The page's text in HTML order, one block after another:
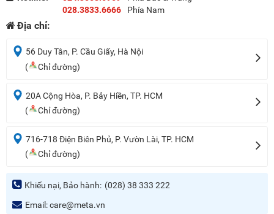
028.3833.6666
Phía Nam
Địa chỉ:
56 Duy Tân, P. Cầu Giấy, Hà Nội
(
Chỉ đường)
20A Cộng Hòa, P. Bảy Hiền, TP. HCM
(
Chỉ đường)
716-718 Điện Biên Phủ, P. Vườn Lài, TP. HCM
(
Chỉ đường)
Khiếu nại, Bảo hành: (028) 38 333 222
Email:care@meta.vn